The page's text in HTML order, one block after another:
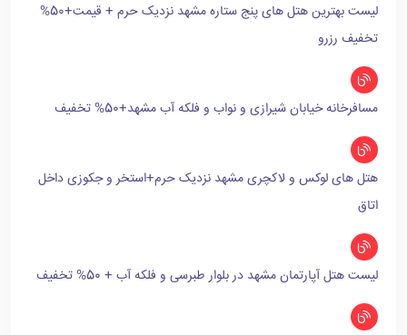
لیست بهترین هتل های پنج ستاره مشهد نزدیک حرم + قیمت+50%
تخفیف رزرو
مسافرخانه خیابان شیرازی و نواب و فلکه آب مشهد+50% تخفیف
هتل های لوکس و لاکچری مشهد نزدیک حرم+استخر و جکوزی داخل
اتاق
لیست هتل آپارتمان مشهد در بلوار طبرسی و فلکه آب + 50% تخفیف